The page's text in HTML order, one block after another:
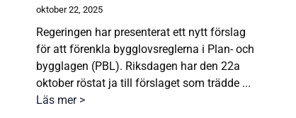
oktober 22, 2025
Regeringen har presenterat ett nytt förslag
för att förenkla bygglovsreglerna i Plan- och
bygglagen (PBL). Riksdagen har den 22a
oktober röstat ja till förslaget som trädde ...
Läs mer >